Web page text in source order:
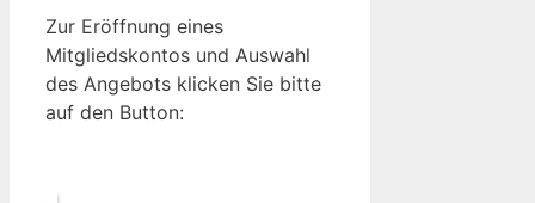
Zur Eröffnung eines
Mitgliedskontos und Auswahl
des Angebots klicken Sie bitte
auf den Button: